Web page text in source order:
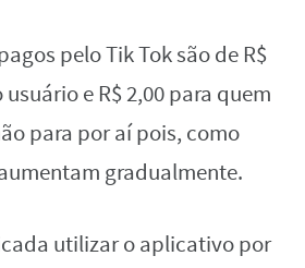
pelo Tik Tok são de R$
e R$ 2,00 para quem
para por aí pois, como
gradualmente.
utilizar o aplicativo por